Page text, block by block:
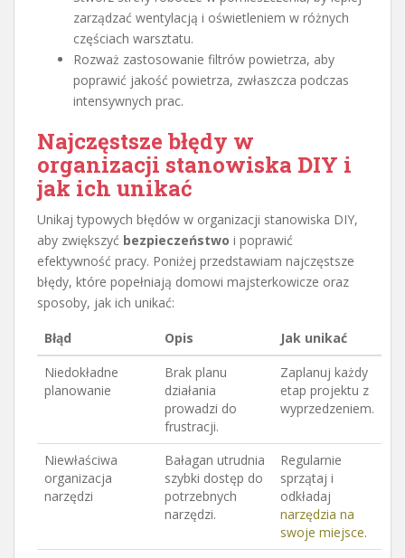
zarządzać wentylacją i oświetleniem w różnych
częściach warsztatu.
Rozważ zastosowanie filtrów powietrza, aby
poprawić jakość powietrza, zwłaszcza podczas
intensywnych prac.
Najczęstsze błędy w
organizacji stanowiska DIY i
jak ich unikać
Unikaj typowych błędów w organizacji stanowiska DIY,
aby zwiększyć bezpieczeństwo i poprawić
efektywność pracy. Poniżej przedstawiam najczęstsze
błędy, które popełniają domowi majsterkowicze oraz
sposoby, jak ich unikać:
Błąd Opis
Jak unikać
Niedokładne
planowanie
Brak planu
działania
prowadzi do
frustracji.
Zaplanuj każdy
etap projektu z
wyprzedzeniem.
Niewłaściwa
organizacja
narzędzi
Bałagan utrudnia
szybki dostęp do
potrzebnych
narzędzi.
Regularnie
sprzątaj i
odkładaj
narzędzia na
swoje miejsce.